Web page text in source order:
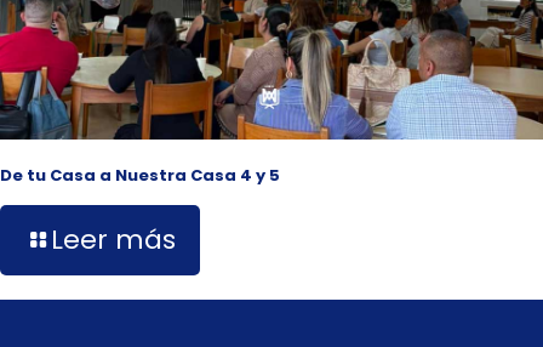
De tu Casa a Nuestra Casa 4 y 5
Leer más